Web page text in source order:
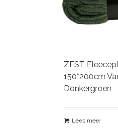
ZEST
150*200cm
Donkergroen
Lees meer